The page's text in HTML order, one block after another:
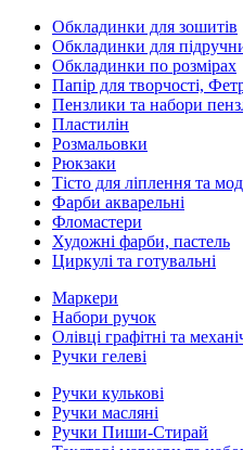
Обкладинки для зошитів
Обкладинки для
Обкладинки по розмірах
Папір для творчості,
Пензлики та набори
Пластилін
Розмальовки
Рюкзаки
Тісто для ліплення та
Фарби акварельні
Фломастери
Художні фарби, пастель
Циркулі та готувальні
Маркери
Набори ручок
Олівці графітні та
Ручки гелеві
Ручки кулькові
Ручки масляні
Ручки Пиши-Стирай